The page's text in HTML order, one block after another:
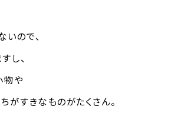
ので、
し、
物や
がすきなものがたくさん。